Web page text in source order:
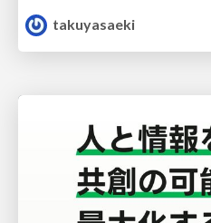
takuyasaeki